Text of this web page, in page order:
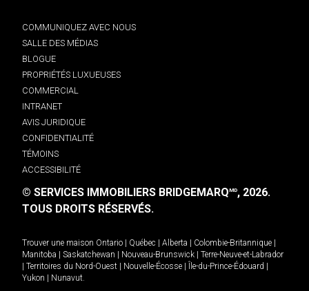
COMMUNIQUEZ AVEC NOUS
SALLE DES MÉDIAS
BLOGUE
PROPRIÉTÉS LUXUEUSES
COMMERCIAL
INTRANET
AVIS JURIDIQUE
CONFIDENTIALITÉ
TÉMOINS
ACCESSIBILITÉ
© SERVICES IMMOBILIERS BRIDGEMARQMD, 2026.
TOUS DROITS RÉSERVÉS.
Trouver une maison Ontario Québec Alberta Colombie-Britannique
Manitoba
Saskatchewan Nouveau-Brunswick
Terre-Neuve-et-Labrador
Territoires du Nord-Ouest Nouvelle-Écosse Île-du-Prince-Édouard
Yukon
Nunavut.